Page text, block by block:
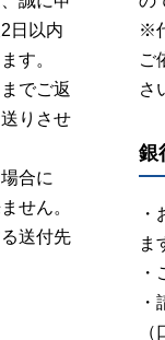
日以内
す。
でご返
りさせ
合に
せん。
送付先
※
ご
さ
銀
ま